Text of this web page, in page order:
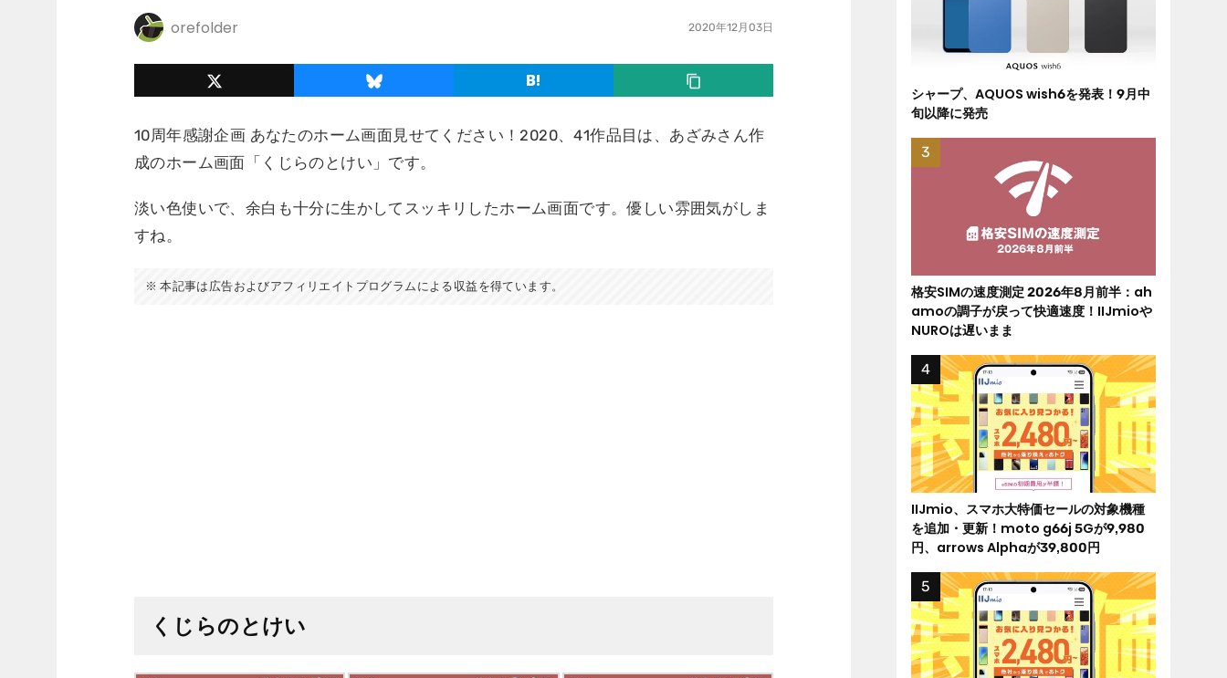
orefolder 2020年12月03日
10周年感謝企画 あなたのホーム画面見せてください！2020、41作品目は、あざみさん作
成のホーム画面「くじらのとけい」です。
淡い色使いで、余白も十分に生かしてスッキリしたホーム画面です。優しい雰囲気がしま
すね。
本記事は広告およびアフィリエイトプログラムによる収益を得ています。
くじらのとけい
シャープ、AQUOS wish6を発表！9月中
旬以降に発売
格安SIMの速度測定 2026年8月前半：ah
amoの調子が戻って快適速度！IIJmioや
NUROは遅いまま
IIJmio、スマホ大特価セールの対象機種
を追加・更新！moto g66j 5Gが9,980
円、arrows Alphaが39,800円